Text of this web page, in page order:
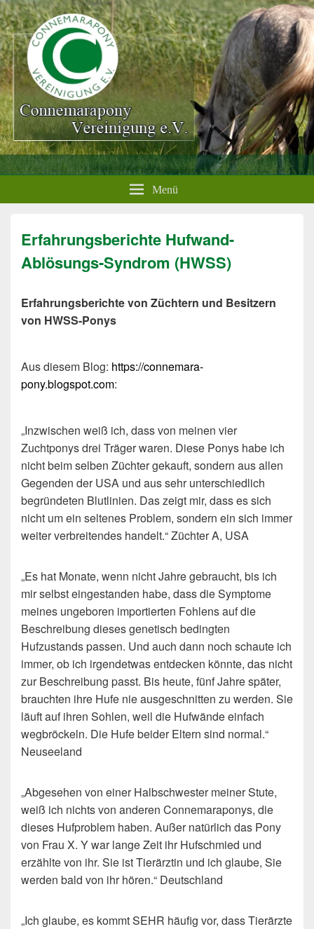
Menü
Erfahrungsberichte Hufwand-
Ablösungs-Syndrom (HWSS)
Erfahrungsberichte von Züchtern und Besitzern
von HWSS-Ponys
Aus diesem Blog: https://connemara-
pony.blogspot.com:
„Inzwischen weiß ich, dass von meinen vier
Zuchtponys drei Träger waren. Diese Ponys habe ich
nicht beim selben Züchter gekauft, sondern aus allen
Gegenden der USA und aus sehr unterschiedlich
begründeten Blutlinien. Das zeigt mir, dass es sich
nicht um ein seltenes Problem, sondern ein sich immer
weiter verbreitendes handelt.“ Züchter A, USA
„Es hat Monate, wenn nicht Jahre gebraucht, bis ich
mir selbst eingestanden habe, dass die Symptome
meines ungeboren importierten Fohlens auf die
Beschreibung dieses genetisch bedingten
Hufzustands passen. Und auch dann noch schaute ich
immer, ob ich irgendetwas entdecken könnte, das nicht
zur Beschreibung passt. Bis heute, fünf Jahre später,
brauchten ihre Hufe nie ausgeschnitten zu werden. Sie
läuft auf ihren Sohlen, weil die Hufwände einfach
wegbröckeln. Die Hufe beider Eltern sind normal.“
Neuseeland
„Abgesehen von einer Halbschwester meiner Stute,
weiß ich nichts von anderen Connemaraponys, die
dieses Hufproblem haben. Außer natürlich das Pony
von Frau X. Y war lange Zeit ihr Hufschmied und
erzählte von ihr. Sie ist Tierärztin und ich glaube, Sie
werden bald von ihr hören.“ Deutschland
„Ich glaube, es kommt SEHR häufig vor, dass Tierärzte